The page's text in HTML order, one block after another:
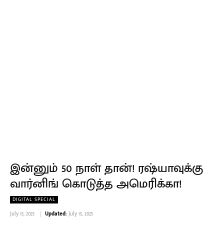
இன்னும் 50 நாள் தான்! ரஷ்யாவுக்கு
வார்னிங் கொடுத்த அமெரிக்கா!
DIGITAL SPECIAL
July 15, 2025 Updated: July 15, 2025